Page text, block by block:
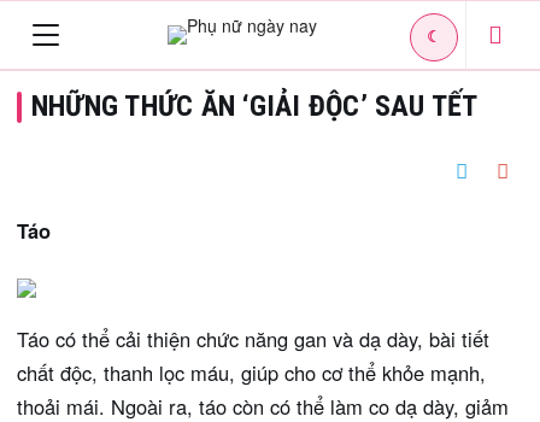
navigation
☾
NHỮNG THỨC ĂN ‘GIẢI ĐỘC’ SAU TẾT
Táo
Táo có thể cải thiện chức năng gan và dạ dày, bài tiết
chất độc, thanh lọc máu, giúp cho cơ thể khỏe mạnh,
thoải mái. Ngoài ra, táo còn có thể làm co dạ dày, giảm